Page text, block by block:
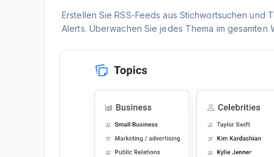
Erstellen Sie RSS-Feeds aus Stichwortsuchen und
Alerts. Überwachen Sie jedes Thema im gesamten